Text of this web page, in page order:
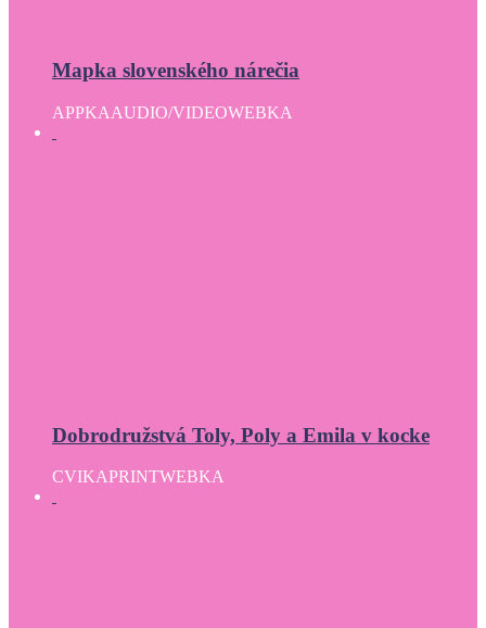
Mapka slovenského nárečia
APPKAAUDIO/VIDEOWEBKA
Dobrodružstvá Toly, Poly a Emila v kocke
CVIKAPRINTWEBKA